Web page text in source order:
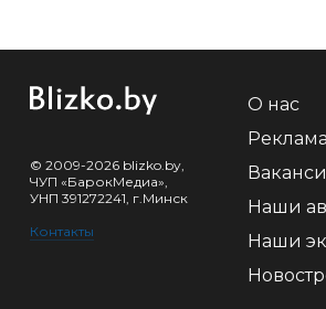
© 2009-2026 blizko.by,
ЧУП «БарокМедиа»,
УНП 391272241, г.Минск
Контакты
О нас
Реклама
Наши
Наши